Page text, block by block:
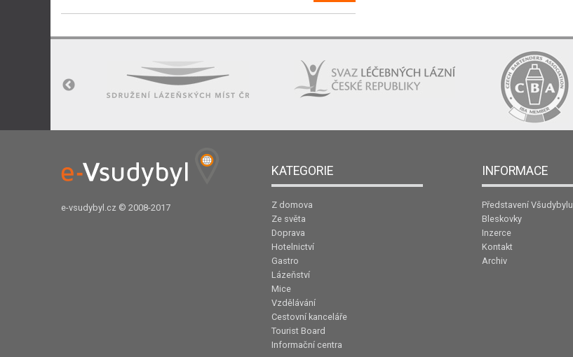
e-vsudybyl.cz © 2008-2017
KATEGORIE
Z domova
Ze světa
Doprava
Hotelnictví
Gastro
Lázeňství
Mice
Vzdělávání
Cestovní kanceláře
Tourist Board
Informační centra
INFORMACE
Představení Všudybylu
Bleskovky
Inzerce
Kontakt
Archiv